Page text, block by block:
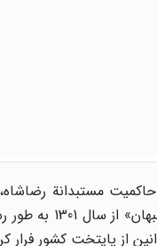
مستبدانة
«فرمانداران نظامی» را بر منطقه حاکم کرده بود.
از پایتخت کشور